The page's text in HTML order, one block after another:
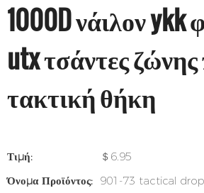
1000D νάιλον ykk
utx τσάντες
τακτική θήκη
Τιμή:
＄6.95
Όνομα Προϊόντος: 901-73 tactical